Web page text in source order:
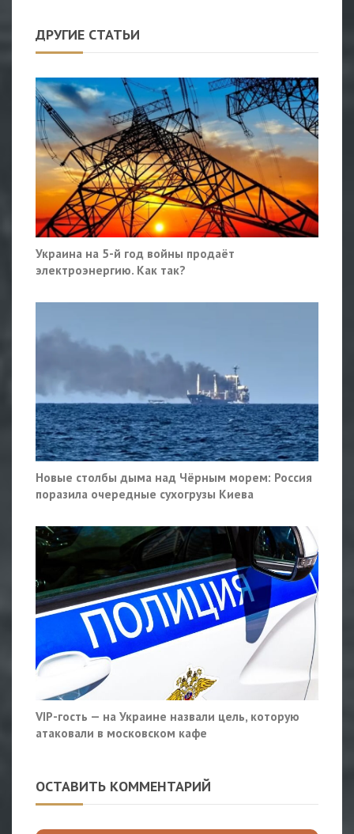
ДРУГИЕ СТАТЬИ
Украина на 5-й год войны продаёт
электроэнергию. Как так?
Новые столбы дыма над Чёрным морем: Россия
поразила очередные сухогрузы Киева
VIP-гость — на Украине назвали цель, которую
атаковали в московском кафе
ОСТАВИТЬ КОММЕНТАРИЙ